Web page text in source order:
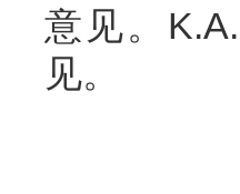
意见。
见。